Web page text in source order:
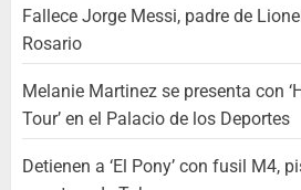
Fallece Jorge Messi, padre de
Rosario
Melanie Martinez se presenta con
Tour’ en el Palacio de los Deportes
Detienen a ‘El Pony’ con fusil M4,